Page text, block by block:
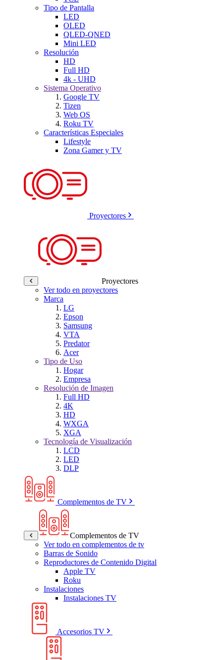
Tipo de Pantalla
LED
OLED
QLED-QNED
Mini LED
Resolución
HD
Full HD
4k - UHD
Sistema Operativo
Google TV
Tizen
Web OS
Roku TV
Características Especiales
Lifestyle
Zona Gamer y TV
Proyectores
Proyectores
Ver todo en proyectores
Marca
LG
Epson
Samsung
VTA
Predator
Acer
Tipo de Uso
Hogar
Empresa
Resolución de Imagen
Full HD
4K
HD
WXGA
XGA
Tecnología de Visualización
LCD
LED
DLP
Complementos de TV
Complementos de TV
Ver todo en complementos de tv
Barras de Sonido
Reproductores de Contenido Digital
Apple TV
Roku
Instalaciones
Instalaciones TV
Accesorios TV